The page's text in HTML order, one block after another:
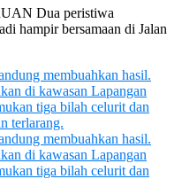
Dua peristiwa
hampir bersamaan di Jalan